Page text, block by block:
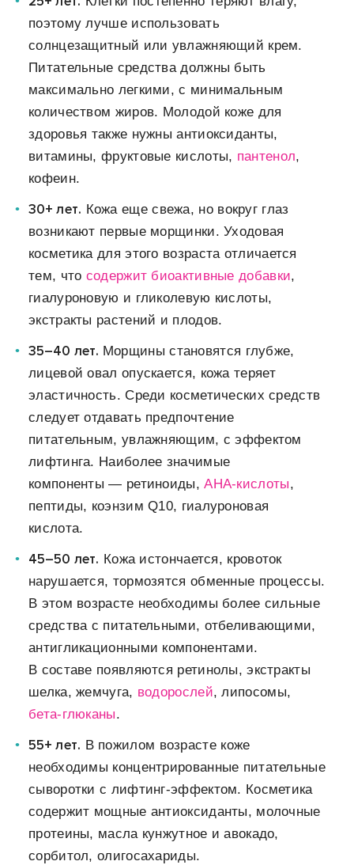
поэтому лучше использовать
солнцезащитный или увлажняющий крем.
Питательные средства должны быть
максимально легкими, с минимальным
количеством жиров. Молодой коже для
здоровья также нужны антиоксиданты,
витамины, фруктовые кислоты, пантенол,
кофеин.
30+ лет. Кожа еще свежа, но вокруг глаз
возникают первые морщинки. Уходовая
косметика для этого возраста отличается
тем, что содержит биоактивные добавки,
гиалуроновую и гликолевую кислоты,
экстракты растений и плодов.
35–40 лет. Морщины становятся глубже,
лицевой овал опускается, кожа теряет
эластичность. Среди косметических средств
следует отдавать предпочтение
питательным, увлажняющим, с эффектом
лифтинга. Наиболее значимые
компоненты — ретиноиды,АНА-кислоты,
пептиды, коэнзим Q10, гиалуроновая
кислота.
45–50 лет. Кожа истончается, кровоток
нарушается, тормозятся обменные процессы.
В этом возрасте необходимы более сильные
средства с питательными, отбеливающими,
антигликационными компонентами.
В составе появляются ретинолы, экстракты
шелка, жемчуга, водорослей, липосомы,
бета-глюканы.
55+ лет. В пожилом возрасте коже
необходимы концентрированные питательные
сыворотки с лифтинг-эффектом. Косметика
содержит мощные антиоксиданты, молочные
протеины, масла кунжутное и авокадо,
сорбитол, олигосахариды.